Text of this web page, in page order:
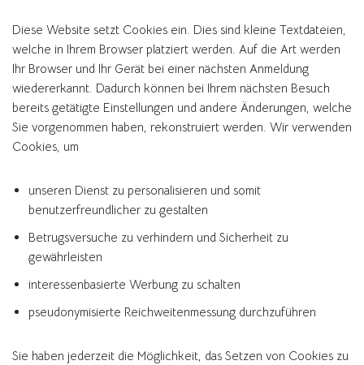
Diese Website setzt Cookies ein. Dies sind kleine Textdateien,
welche in Ihrem Browser platziert werden. Auf die Art werden
Ihr Browser und Ihr Gerät bei einer nächsten Anmeldung
wiedererkannt. Dadurch können bei Ihrem nächsten Besuch
bereits getätigte Einstellungen und andere Änderungen, welche
Sie vorgenommen haben, rekonstruiert werden. Wir verwenden
Cookies, um
unseren Dienst zu personalisieren und somit
benutzerfreundlicher zu gestalten
Betrugsversuche zu verhindern und Sicherheit zu
gewährleisten
interessenbasierte Werbung zu schalten
pseudonymisierte Reichweitenmessung durchzuführen
Sie haben jederzeit die Möglichkeit, das Setzen von Cookies zu